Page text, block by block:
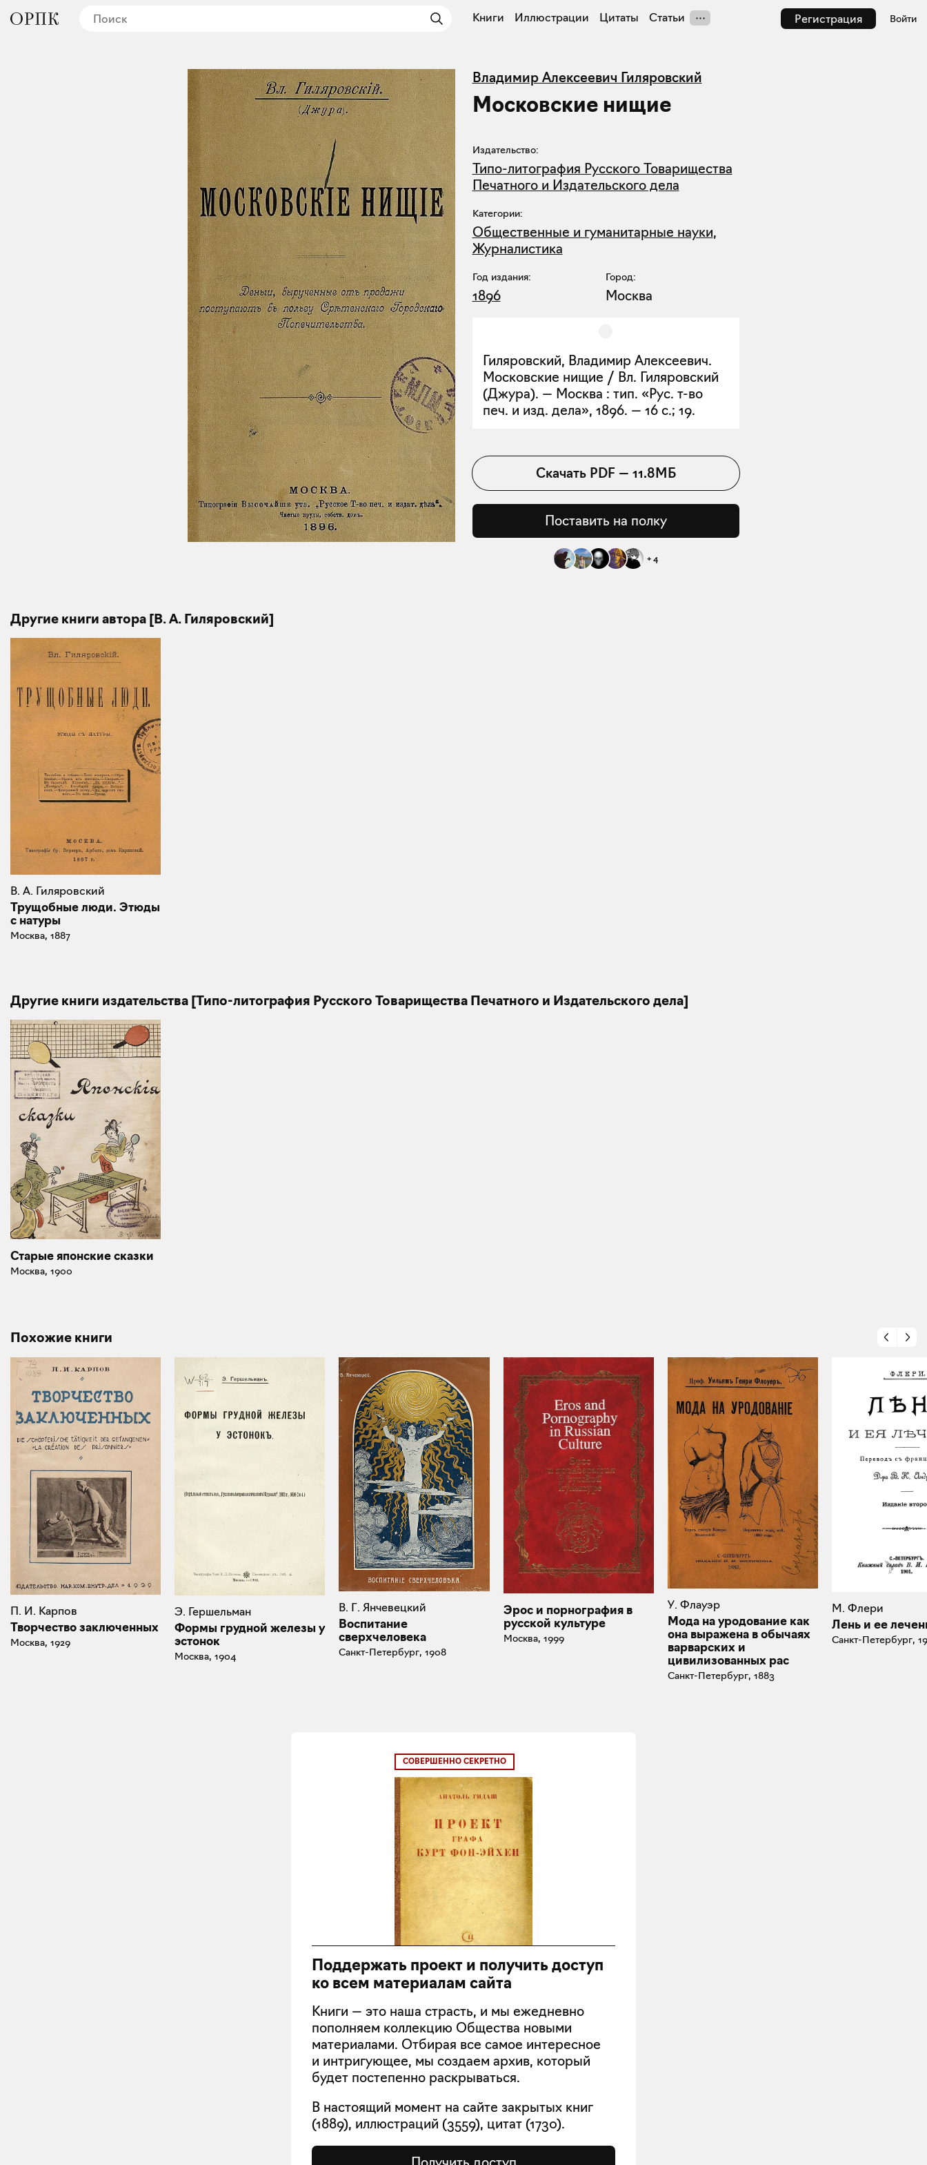
Регистрация Войти
Книги Иллюстрации Цитаты Статьи
Владимир Алексеевич Гиляровский
Московские нищие
Издательство:
Типо-литография Русского Товарищества
Печатного и Издательского дела
Категории:
Общественные и гуманитарные науки,
Журналистика
Год издания:
1896
Город:
Москва
Гиляровский, Владимир Алексеевич.
Московские нищие / Вл. Гиляровский
(Джура). — Москва : тип. «Рус. т-во
печ. и изд. дела», 1896. — 16 с.; 19.
Скачать PDF— 11.8МБ
Поставить на полку
+ 4
Другие книги автора [В. А. Гиляровский]
В. А. Гиляровский
Трущобные люди. Этюды
с натуры
Москва, 1887
Другие книги издательства [Типо-литография Русского Товарищества Печатного и Издательского дела]
Старые японские сказки
Москва, 1900
Похожие книги
П. И. Карпов
Творчество заключенных
Москва, 1929
Э. Гершельман
Формы грудной железы у
эстонок
Москва, 1904
В. Г. Янчевецкий
Воспитание
сверхчеловека
Санкт-Петербург, 1908
Эрос и порнография в
русской культуре
Москва, 1999
У. Флауэр
Мода на уродование как
она выражена в обычаях
варварских и
цивилизованных рас
Санкт-Петербург, 1883
М. Флери
Лень и ее
Санкт-Петербург,
СОВЕРШЕННО СЕКРЕТНО
Поддержать проект и получить доступ
ко всем материалам сайта
Книги — это наша страсть, и мы ежедневно
пополняем коллекцию Общества новыми
материалами. Отбирая все самое интересное
и интригующее, мы создаем архив, который
будет постепенно раскрываться.
В настоящий момент на сайте закрытых книг
(1889), иллюстраций (3559), цитат (1730).